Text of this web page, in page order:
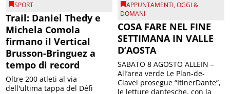
SPORT
Trail: Daniel Thedy e
Michela Comola
firmano il Vertical
Brusson-Bringuez a
tempo di record
Oltre 200 atleti al via
dell'ultima tappa del Défì
APPUNTAMENTI,OGGI &
DOMANI
COSA FARE NEL FINE
SETTIMANA IN VALLE
D’AOSTA
SABATO 8 AGOSTO ALLEIN –
All’area verde Le Plan-de-
Clavel prosegue “ItinerDante”,
le letture dantesche, con la